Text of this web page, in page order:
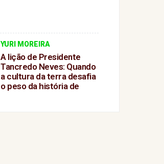
YURI MOREIRA
A lição de Presidente
Tancredo Neves: Quando
a cultura da terra desafia
o peso da história de